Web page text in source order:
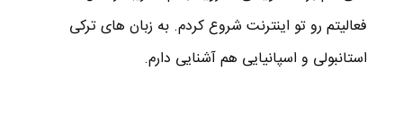
فعالیتم رو تو اینترنت شروع کردم. به زبان های ترکی
استانبولی و اسپانیایی هم آشنایی دارم.